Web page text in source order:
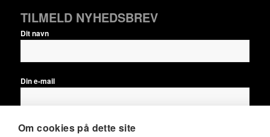
TILMELD NYHEDSBREV
Dit navn
Din e-mail
Om cookies på dette site